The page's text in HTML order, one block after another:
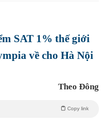
SAT 1% thế giới
về cho Hà Nội
Theo Đông
Copy link